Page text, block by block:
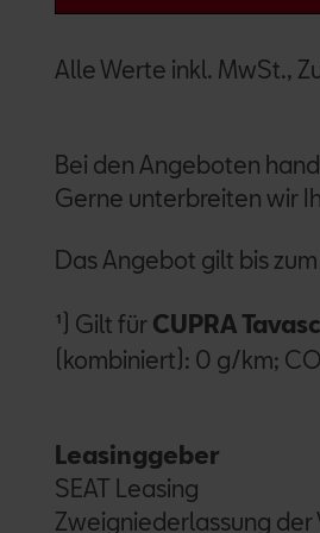
Alle Werte inkl. MwSt.,
Bei den Angeboten
Gerne unterbreiten wir
Das Angebot gilt bis
¹) Gilt für CUPRA
(kombiniert): 0 g/km; CO
Leasinggeber
SEAT Leasing
Zweigniederlassung der